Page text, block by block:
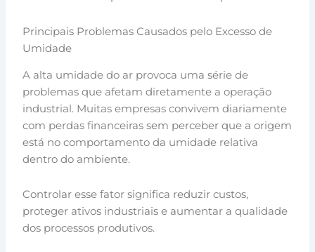
Principais Problemas Causados pelo Excesso de
Umidade
A alta umidade do ar provoca uma série de
problemas que afetam diretamente a operação
industrial. Muitas empresas convivem diariamente
com perdas financeiras sem perceber que a origem
está no comportamento da umidade relativa
dentro do ambiente.
Controlar esse fator significa reduzir custos,
proteger ativos industriais e aumentar a qualidade
dos processos produtivos.